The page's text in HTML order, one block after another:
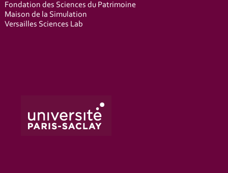
Fondation des Sciences du Patrimoine
Maison de la Simulation
Versailles Sciences Lab